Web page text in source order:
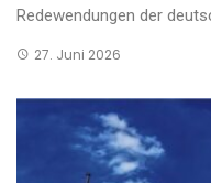
Redewendungen der
27. Juni 2026